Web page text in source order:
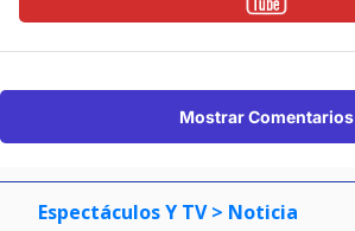
Mostrar Comentarios
Espectáculos Y TV > Noticia